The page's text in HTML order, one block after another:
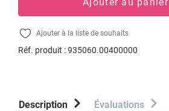
Ajouter à la liste de souhaits
Réf. produit :935060.00400000
Description Évaluations